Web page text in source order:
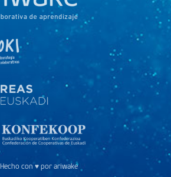
Hecho con ♥ por ariwake